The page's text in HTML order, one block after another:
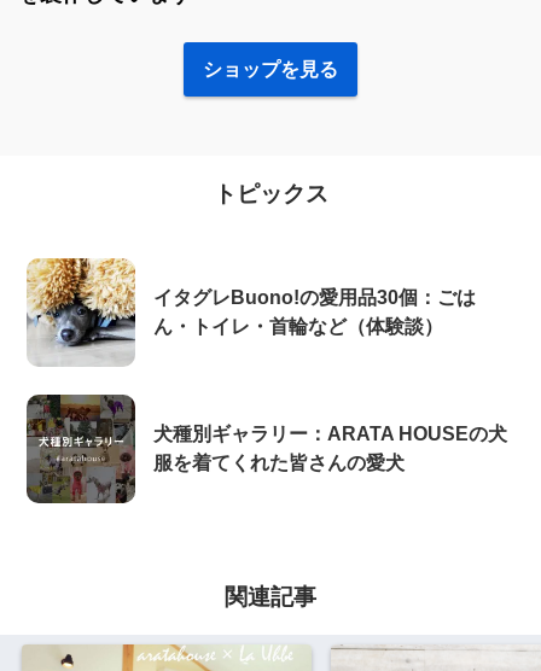
ショップを見る
トピックス
イタグレBuono!の愛用品30個：ごは
ん・トイレ・首輪など（体験談）
犬種別ギャラリー：ARATA HOUSEの犬
服を着てくれた皆さんの愛犬
関連記事